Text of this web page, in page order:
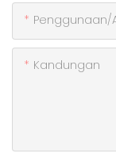
Penggunaan/
Kandungan